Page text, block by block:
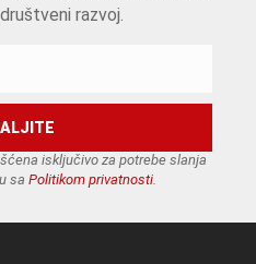
razvoj.
isključivo za potrebe slanja
sa Politikom privatnosti.